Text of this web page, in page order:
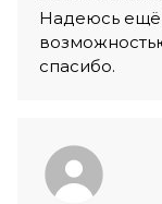
Надеюсь ещё
спасибо.